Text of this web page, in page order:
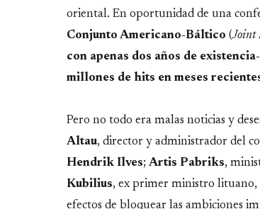
oriental. En oportunidad de una
Conjunto Americano-Báltico (Joint
con apenas dos años de
millones de hits en meses
Pero no todo era malas noticias y
Altau, director y administrador del
Hendrik Ilves; Artis Pabriks,
Kubilius, ex primer ministro lituano,
efectos de bloquear las ambiciones